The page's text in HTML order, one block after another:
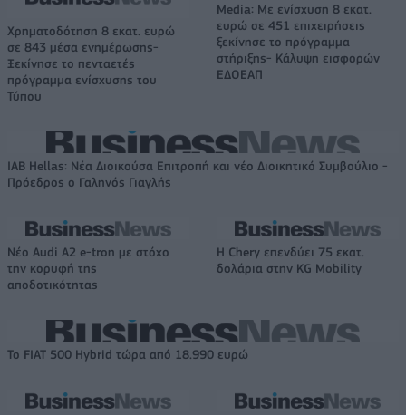
Χρηματοδότηση 8 εκατ. ευρώ
σε 843 μέσα ενημέρωσης-
Ξεκίνησε το πενταετές
πρόγραμμα ενίσχυσης του
Τύπου
Media: Με ενίσχυση 8 εκατ.
ευρώ σε 451 επιχειρήσεις
ξεκίνησε το πρόγραμμα
στήριξης- Κάλυψη εισφορών
ΕΔΟΕΑΠ
IAB Hellas: Νέα Διοικούσα Επιτροπή και νέο Διοικητικό Συμβούλιο -
Πρόεδρος ο Γαληνός Γιαγλής
Νέο Audi A2 e-tron με στόχο
την κορυφή της
αποδοτικότητας
Η Chery επενδύει 75 εκατ.
δολάρια στην KG Mobility
Το FIAT 500 Hybrid τώρα από 18.990 ευρώ